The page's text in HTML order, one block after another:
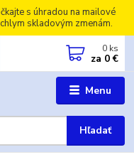
s úhradou na mailové
skladovým zmenám.
Menu
Hľadať
0 ks
za 0 €